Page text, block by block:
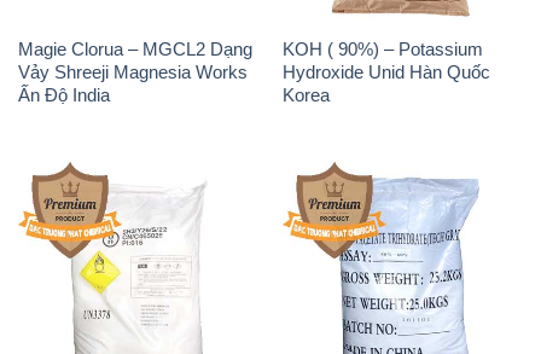
Magie Clorua – MGCL2 Dạng
Vảy Shreeji Magnesia Works
Ấn Độ India
KOH ( 90%) – Potassium
Hydroxide Unid Hàn Quốc
Korea